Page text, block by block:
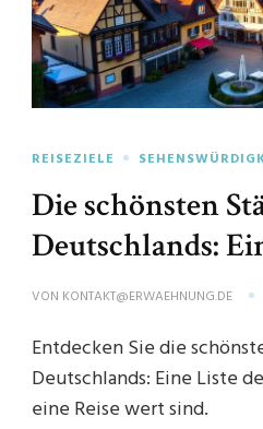
REISEZIELE
Die schönsten
Deutschlands:
VON KONTAKT@ERWAEHNUNG.DE
Entdecken Sie die
Deutschlands: Eine Liste
eine Reise wert sind.